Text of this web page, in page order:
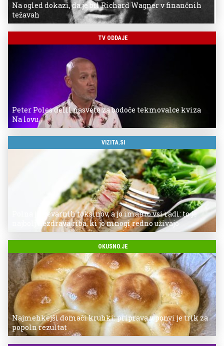
Na ogled dokazi, da je bil Richard Wagner v finančnih
težavah
TV ODDAJE
Peter Poles delil nasvete za bodoče tekmovalce kviza
Na lovu
VIZITA.SI
Polna je nevarnih toksinov, a jo imamo vsi radi: to je
najbolj nezdrava riba, ki jo mnogi redno uživajo
OKUSNO.JE
Najmehkejši domači kruhki: priprava v ponvi je trik za
popoln rezultat